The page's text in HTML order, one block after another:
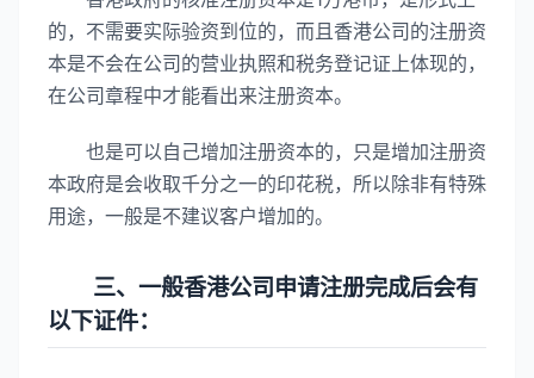
的，不需要实际验资到位的，而且香港公司的注册资
本是不会在公司的营业执照和税务登记证上体现的，
在公司章程中才能看出来注册资本。
也是可以自己增加注册资本的，只是增加注册资
本政府是会收取千分之一的印花税，所以除非有特殊
用途，一般是不建议客户增加的。
三、一般香港公司申请注册完成后会有
以下证件：